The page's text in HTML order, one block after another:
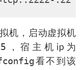
机，启动虚拟机
，宿主机ip为
看不到该